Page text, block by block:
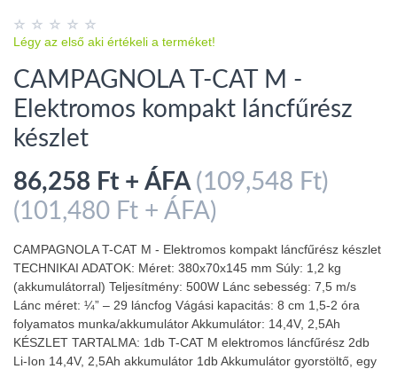
Légy az első aki értékeli a terméket!
CAMPAGNOLA T-CAT M -
Elektromos kompakt láncfűrész
készlet
86,258 Ft + ÁFA (109,548 Ft)
(101,480 Ft + ÁFA)
CAMPAGNOLA T-CAT M - Elektromos kompakt láncfűrész készlet
TECHNIKAI ADATOK: Méret: 380x70x145 mm Súly: 1,2 kg
(akkumulátorral) Teljesítmény: 500W Lánc sebesség: 7,5 m/s
Lánc méret: ¼” – 29 láncfog Vágási kapacitás: 8 cm 1,5-2 óra
folyamatos munka/akkumulátor Akkumulátor: 14,4V, 2,5Ah
KÉSZLET TARTALMA: 1db T-CAT M elektromos láncfűrész 2db
Li-Ion 14,4V, 2,5Ah akkumulátor 1db Akkumulátor gyorstöltő, egy